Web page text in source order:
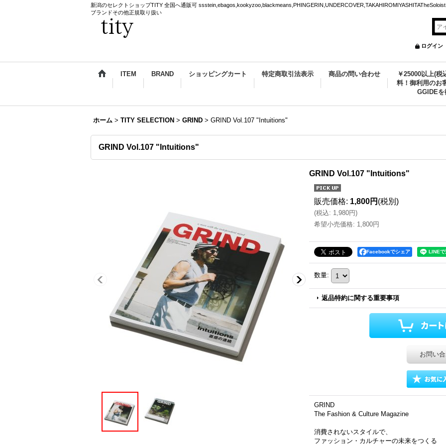
新潟のセレクトショップTITY 全国へ通販可
ブランドその他正規取り扱い
ログイン
ITEM BRAND ショッピングカート 特定商取引法表示 商品の問い合わせ
￥25000以上(税
料！御利用のお
GGIDE
ホーム > TITY SELECTION > GRIND > GRIND Vol.107 "Intuitions"
GRIND Vol.107 "Intuitions"
GRIND Vol.107 "Intuitions"
販売価格: 1,800円 (税別)
(税込: 1,980円)
希望小売価格: 1,800円
Facebookでシェア
数量:
返品特約に関する重要事項
お問い
GRIND
The Fashion & Culture Magazine
消費されないスタイルで、
ファッション・カルチャーの未来をつくる